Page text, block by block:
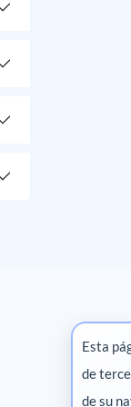
Esta
de
de su